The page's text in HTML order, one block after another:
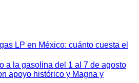
LP en México: cuánto cuesta el
a la gasolina del 1 al 7 de agosto
apoyo histórico y Magna y